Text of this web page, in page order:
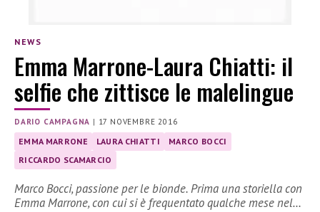
NEWS
Emma Marrone-Laura Chiatti: il
selfie che zittisce le malelingue
DARIO CAMPAGNA | 17 NOVEMBRE 2016
EMMA MARRONE LAURA CHIATTI
MARCO BOCCI
RICCARDO SCAMARCIO
Marco Bocci, passione per le bionde. Prima una storiella con
Emma Marrone, con cui si è frequentato qualche mese nel…